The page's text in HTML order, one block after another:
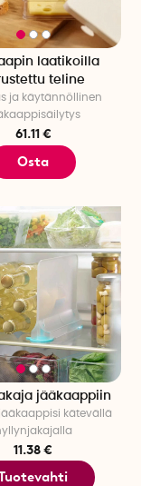
laatikoilla
teline
ja käytännöllinen
61.11 €
Osta
jääkaappiin
kätevällä
11.38 €